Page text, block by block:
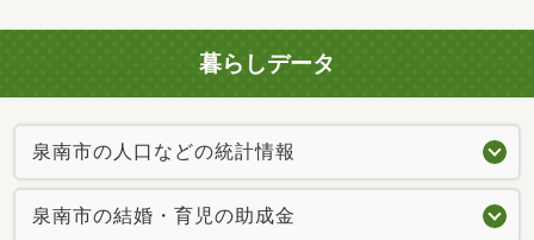
暮らしデータ
泉南市の人口などの統計情報
泉南市の結婚・育児の助成金